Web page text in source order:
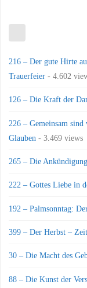
216 – Der gute Hirte
Trauerfeier - 4.602
126 – Die Kraft der
226 – Gemeinsam
Glauben - 3.469 views
265 – Die
222 – Gottes Liebe in
192 – Palmsonntag:
399 – Der Herbst –
30 – Die Macht des
88 – Die Kunst der